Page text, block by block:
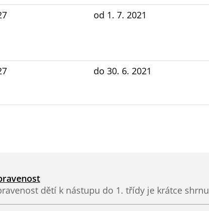
od 1. 7. 2021
do 30. 6. 2021
dětí k nástupu do 1. třídy je krátce